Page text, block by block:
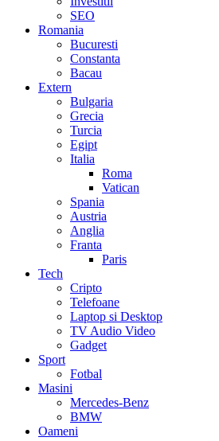
SEO
Romania
Bucuresti
Constanta
Bacau
Extern
Bulgaria
Grecia
Turcia
Egipt
Italia
Roma
Vatican
Spania
Austria
Anglia
Franta
Paris
Tech
Cripto
Telefoane
Laptop si Desktop
TV Audio Video
Gadget
Sport
Fotbal
Masini
Mercedes-Benz
BMW
Oameni